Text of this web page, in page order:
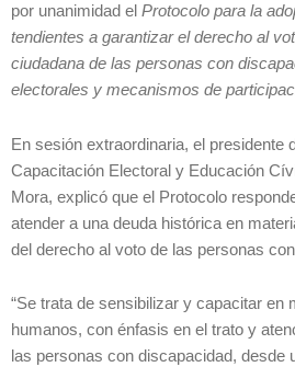
por unanimidad el Protocolo para la
tendientes a garantizar el derecho al
ciudadana de las personas con
electorales y mecanismos de
En sesión extraordinaria, el presidente
Capacitación Electoral y Educación
Mora, explicó que el Protocolo
atender a una deuda histórica en
del derecho al voto de las personas
“Se trata de sensibilizar y capacitar en
humanos, con énfasis en el trato y
las personas con discapacidad, desde